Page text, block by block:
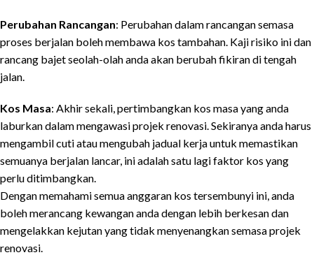
Perubahan Rancangan: Perubahan dalam rancangan semasa
proses berjalan boleh membawa kos tambahan. Kaji risiko ini dan
rancang bajet seolah-olah anda akan berubah fikiran di tengah
jalan.
Kos Masa: Akhir sekali, pertimbangkan kos masa yang anda
laburkan dalam mengawasi projek renovasi. Sekiranya anda harus
mengambil cuti atau mengubah jadual kerja untuk memastikan
semuanya berjalan lancar, ini adalah satu lagi faktor kos yang
perlu ditimbangkan.
Dengan memahami semua anggaran kos tersembunyi ini, anda
boleh merancang kewangan anda dengan lebih berkesan dan
mengelakkan kejutan yang tidak menyenangkan semasa projek
renovasi.